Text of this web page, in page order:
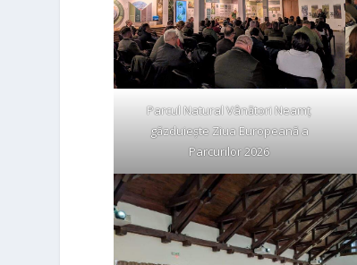
Parcul Natural Vânători Neamț
găzduiește Ziua Europeană a
Parcurilor 2026